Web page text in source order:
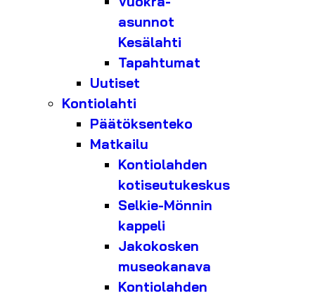
asunnot
Kesälahti
Tapahtumat
Uutiset
Kontiolahti
Päätöksenteko
Matkailu
Kontiolahden
kotiseutukeskus
Selkie-Mönnin
kappeli
Jakokosken
museokanava
Kontiolahden